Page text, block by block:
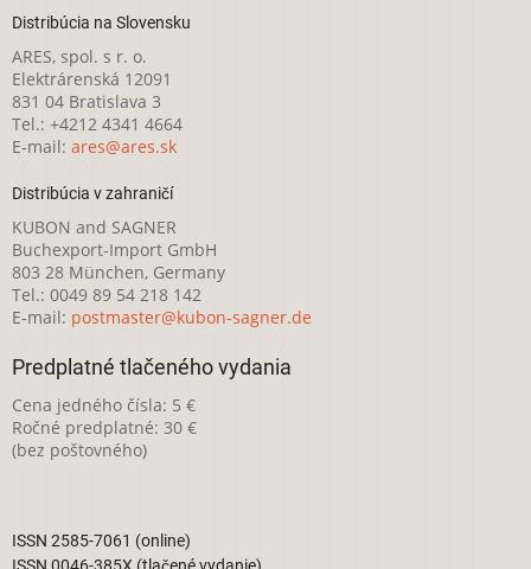
Distribúcia na Slovensku
ARES, spol. s r. o.
Elektrárenská 12091
831 04 Bratislava 3
Tel.: +4212 4341 4664
E-mail: ares@ares.sk
Distribúcia v zahraničí
KUBON and SAGNER
Buchexport-Import GmbH
803 28 München, Germany
Tel.: 0049 89 54 218 142
E-mail: postmaster@kubon-sagner.de
Predplatné tlačeného vydania
Cena jedného čísla: 5 €
Ročné predplatné: 30 €
(bez poštovného)
ISSN 2585-7061 (online)